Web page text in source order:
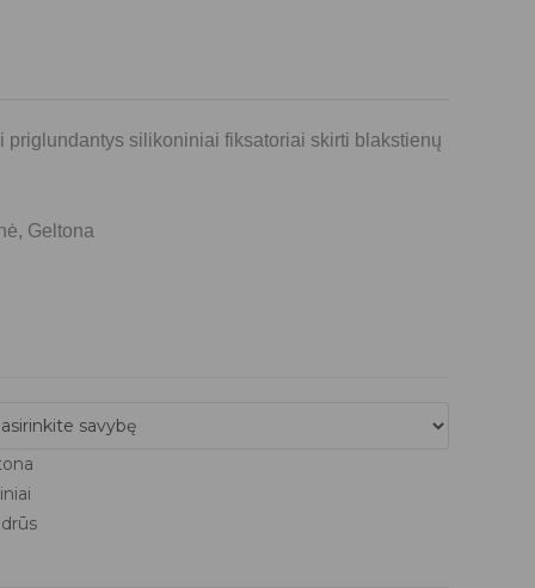
priglundantys silikoniniai fiksatoriai skirti blakstienų
Geltona